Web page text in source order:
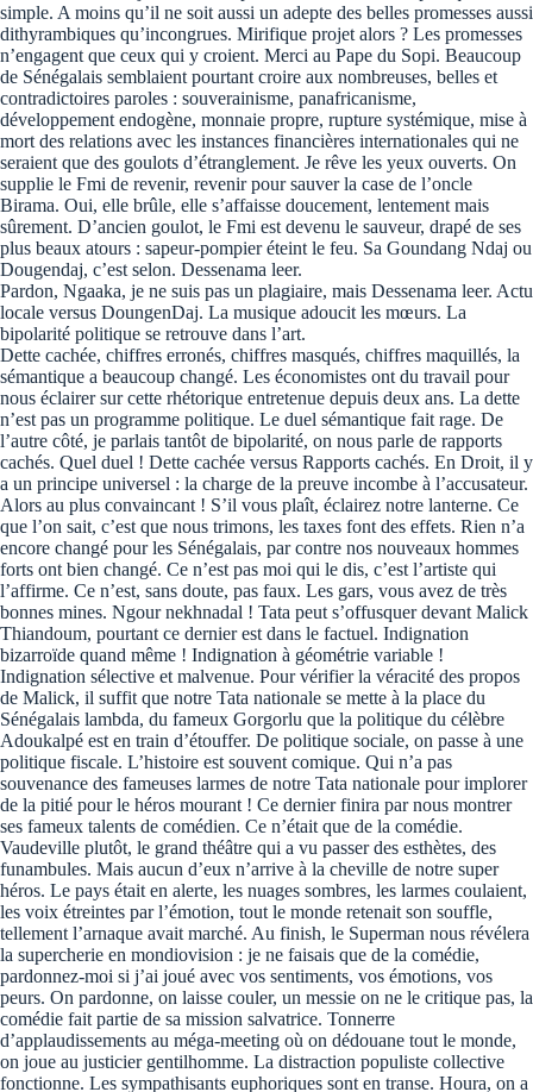
simple. A moins qu’il ne soit aussi un adepte des belles promesses aussi
dithyrambiques qu’incongrues. Mirifique projet alors ? Les promesses
n’engagent que ceux qui y croient. Merci au Pape du Sopi. Beaucoup
de Sénégalais semblaient pourtant croire aux nombreuses, belles et
contradictoires paroles : souverainisme, panafricanisme,
développement endogène, monnaie propre, rupture systémique, mise à
mort des relations avec les instances financières internationales qui ne
seraient que des goulots d’étranglement. Je rêve les yeux ouverts. On
supplie le Fmi de revenir, revenir pour sauver la case de l’oncle
Birama. Oui, elle brûle, elle s’affaisse doucement, lentement mais
sûrement. D’ancien goulot, le Fmi est devenu le sauveur, drapé de ses
plus beaux atours : sapeur-pompier éteint le feu. Sa Goundang Ndaj ou
Dougendaj, c’est selon. Dessenama leer.
Pardon, Ngaaka, je ne suis pas un plagiaire, mais Dessenama leer. Actu
locale versus DoungenDaj. La musique adoucit les mœurs. La
bipolarité politique se retrouve dans l’art.
Dette cachée, chiffres erronés, chiffres masqués, chiffres maquillés, la
sémantique a beaucoup changé. Les économistes ont du travail pour
nous éclairer sur cette rhétorique entretenue depuis deux ans. La dette
n’est pas un programme politique. Le duel sémantique fait rage. De
l’autre côté, je parlais tantôt de bipolarité, on nous parle de rapports
cachés. Quel duel ! Dette cachée versus Rapports cachés. En Droit, il y
a un principe universel : la charge de la preuve incombe à l’accusateur.
Alors au plus convaincant ! S’il vous plaît, éclairez notre lanterne. Ce
que l’on sait, c’est que nous trimons, les taxes font des effets. Rien n’a
encore changé pour les Sénégalais, par contre nos nouveaux hommes
forts ont bien changé. Ce n’est pas moi qui le dis, c’est l’artiste qui
l’affirme. Ce n’est, sans doute, pas faux. Les gars, vous avez de très
bonnes mines. Ngour nekhnadal ! Tata peut s’offusquer devant Malick
Thiandoum, pourtant ce dernier est dans le factuel. Indignation
bizarroïde quand même ! Indignation à géométrie variable !
Indignation sélective et malvenue. Pour vérifier la véracité des propos
de Malick, il suffit que notre Tata nationale se mette à la place du
Sénégalais lambda, du fameux Gorgorlu que la politique du célèbre
Adoukalpé est en train d’étouffer. De politique sociale, on passe à une
politique fiscale. L’histoire est souvent comique. Qui n’a pas
souvenance des fameuses larmes de notre Tata nationale pour implorer
de la pitié pour le héros mourant ! Ce dernier finira par nous montrer
ses fameux talents de comédien. Ce n’était que de la comédie.
Vaudeville plutôt, le grand théâtre qui a vu passer des esthètes, des
funambules. Mais aucun d’eux n’arrive à la cheville de notre super
héros. Le pays était en alerte, les nuages sombres, les larmes coulaient,
les voix étreintes par l’émotion, tout le monde retenait son souffle,
tellement l’arnaque avait marché. Au finish, le Superman nous révélera
la supercherie en mondiovision : je ne faisais que de la comédie,
pardonnez-moi si j’ai joué avec vos sentiments, vos émotions, vos
peurs. On pardonne, on laisse couler, un messie on ne le critique pas, la
comédie fait partie de sa mission salvatrice. Tonnerre
d’applaudissements au méga-meeting où on dédouane tout le monde,
on joue au justicier gentilhomme. La distraction populiste collective
fonctionne. Les sympathisants euphoriques sont en transe. Houra, on a